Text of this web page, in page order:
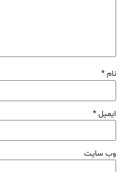
نام*
ایمیل*
وب‌ سایت